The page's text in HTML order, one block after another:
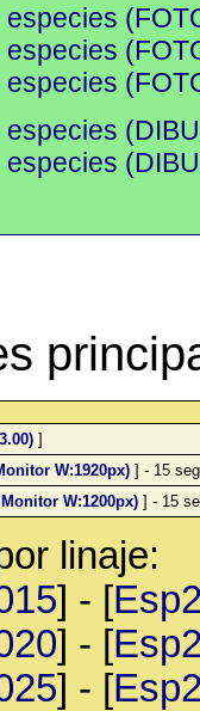
]
W:1920px) ] - 15
W:1200px) ] - 15
linaje:
] - [
] - [
] - [